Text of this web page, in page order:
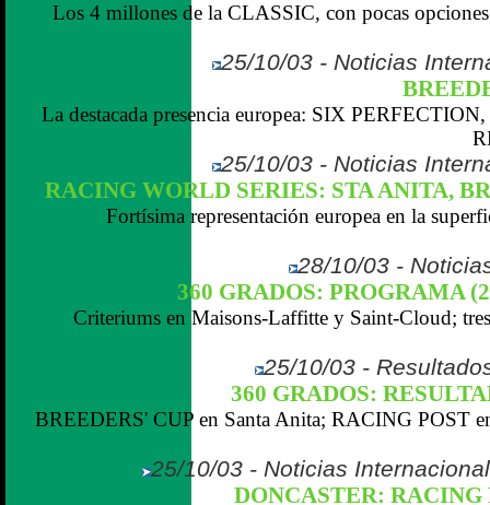
Los 4 millones de la CLASSIC, con pocas
25/10/03 - Noticias
La destacada presencia europea: SIX
25/10/03 - Noticias
RACING WORLD SERIES: STA ANITA,
Fortísima representación europea en la
28/10/03 -
360 GRADOS: PROGRAMA
Criteriums en Maisons-Laffitte y Saint-Cloud;
25/10/03 -
360 GRADOS:
BREEDERS' CUP en Santa Anita; RACING POST
25/10/03 - Noticias
DONCASTER: RACING